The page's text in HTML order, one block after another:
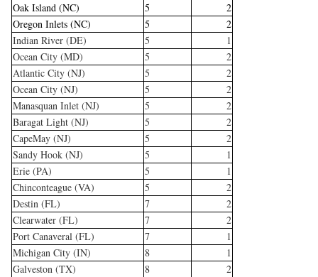
Oak Island (NC)
5
2
Oregon Inlets (NC)
5
2
Indian River (DE)
5
1
Ocean City (MD)
5
2
Atlantic City (NJ)
5
2
Ocean City (NJ)
5
2
Manasquan Inlet (NJ)
5
2
Baragat Light (NJ)
5
2
CapeMay (NJ)
5
2
Sandy Hook (NJ)
5
1
Erie (PA)
5
1
Chinconteague (VA)
5
2
Destin (FL)
7
2
Clearwater (FL)
7
2
Port Canaveral (FL)
7
1
Michigan City (IN)
8
1
Galveston (TX)
8 2